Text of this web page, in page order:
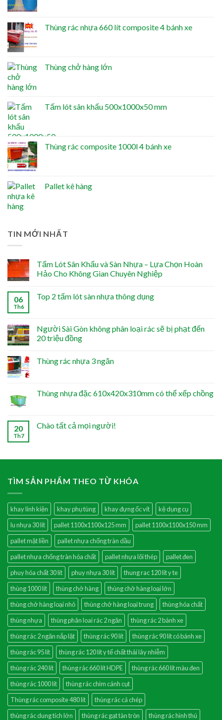
Thùng rác nhựa 660 lít composite 4 bánh xe
Thùng chở hàng lớn
Tấm lót sân khấu 500x1000x50 mm
Thùng rác composite 1000l 4 bánh xe
Pallet kê hàng
TIN MỚI NHẤT
Tấm Lót Sân Khấu và Sàn Nhựa – Lựa Chọn Hoàn
Hảo Cho Không Gian Chuyên Nghiệp
06
Th6
Top 2 tấm lót sàn nhựa thông dụng
Người Sài Gòn không phân loại rác sẽ bị phạt đến
20 triệu đồng
Thùng rác nhựa 3 ngăn
Thùng nhựa đặc 610x420x310mm có thể xếp chồng
20
Th7
Chào tất cả mọi người!
TÌM SẢN PHẨM THEO TỪ KHÓA
khay linh kiện khay phụ tùng khay đựng ốc vít
kệ dụng cụ
lu nhựa 30 lít
pallet 1100x1100x125 mm
pallet 1100x1100x150 mm
pallet mặt liền
pallet nhựa chống tràn dầu
pallet nhựa chống tràn hóa chất
pallet nhựa lõi thép
pallet đen
phuy hóa chất 30 lít
phuy nhựa 30 lít
thung rac 120 lit y te
thùng 1000 lít
thùng chở hàng
thùng chở hàng loại lớn
thùng chở hàng loại nhỏ
thùng chở hàng loại trung
thùng hóa chất
thùng nhựa
thùng phân loai rác 2 ngăn
thùng rác 2 bánh xe
thùng rác 2 ngăn nắp lật
thùng rác 90 lít
thùng rác 90 lít có bánh xe
thùng rác 95 lít
thùng rác 120 lít y tế chất thải lây nhiễm
thùng rác 240 lít
thùng rác 660 lít HDPE
thùng rác 660 lít màu đen
thùng rác 1000 lít
thùng rác chim cánh cụt
Thùng rác composite 480 lít
thùng rác cá chép
thùng rác dung tích lớn
thùng rác gạt tàn tròn
thùng rác hình thú